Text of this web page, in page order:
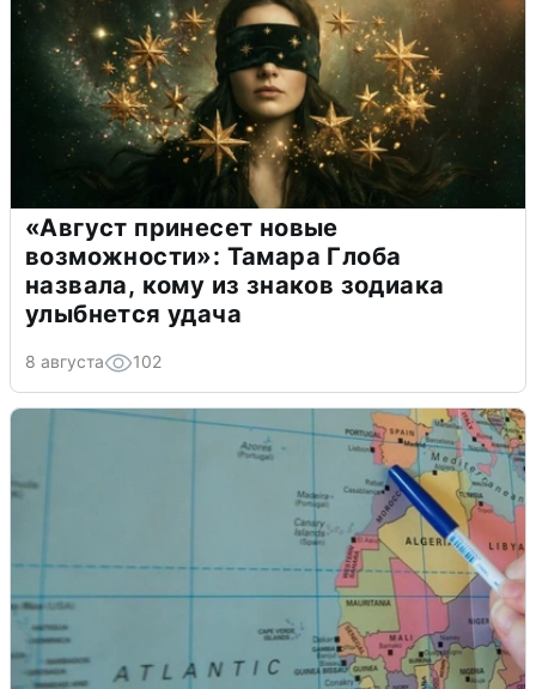
«Август принесет новые
возможности»: Тамара Глоба
назвала, кому из знаков зодиака
улыбнется удача
8 августа 102